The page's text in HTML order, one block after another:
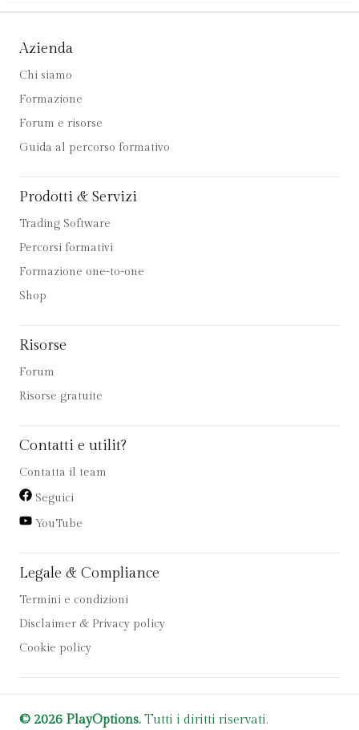
Azienda
Chi siamo
Formazione
Forum e risorse
Guida al percorso formativo
Prodotti & Servizi
Trading Software
Percorsi formativi
Formazione one-to-one
Shop
Risorse
Forum
Risorse gratuite
Contatti e utilit?
Contatta il team
Seguici
YouTube
Legale & Compliance
Termini e condizioni
Disclaimer & Privacy policy
Cookie policy
© 2026 PlayOptions. Tutti i diritti riservati.